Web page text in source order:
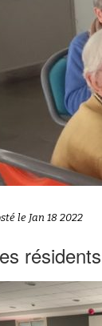
le Jan 18 2022